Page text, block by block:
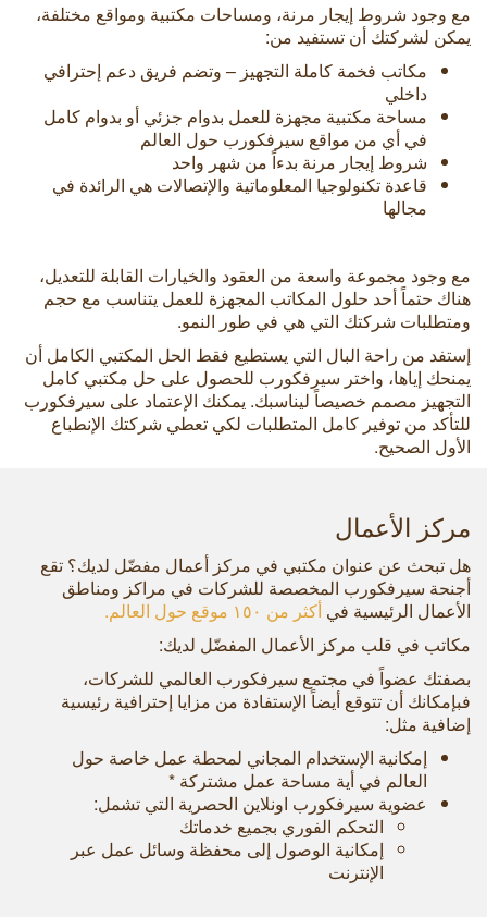
مع وجود شروط إيجار مرنة، ومساحات مكتبية ومواقع مختلفة،
يمكن لشركتك أن تستفيد من:
مكاتب فخمة كاملة التجهيز – وتضم فريق دعم إحترافي
داخلي
مساحة مكتبية مجهزة للعمل بدوام جزئي أو بدوام كامل
في أي من مواقع سيرفكورب حول العالم
شروط إيجار مرنة بدءاً من شهر واحد
قاعدة تكنولوجيا المعلوماتية والإتصالات هي الرائدة في
مجالها
مع وجود مجموعة واسعة من العقود والخيارات القابلة للتعديل،
هناك حتماً أحد حلول المكاتب المجهزة للعمل يتناسب مع حجم
ومتطلبات شركتك التي هي في طور النمو.
إستفد من راحة البال التي يستطيع فقط الحل المكتبي الكامل أن
يمنحك إياها، واختر سيرفكورب للحصول على حل مكتبي كامل
التجهيز مصمم خصيصاً ليناسبك. يمكنك الإعتماد على سيرفكورب
للتأكد من توفير كامل المتطلبات لكي تعطي شركتك الإنطباع
الأول الصحيح.
مركز الأعمال
هل تبحث عن عنوان مكتبي في مركز أعمال مفضّل لديك؟ تقع
أجنحة سيرفكورب المخصصة للشركات في مراكز ومناطق
الأعمال الرئيسية في أكثر من ١٥٠ موقع حول العالم.
مكاتب في قلب مركز الأعمال المفضّل لديك:
بصفتك عضواً في مجتمع سيرفكورب العالمي للشركات،
فبإمكانك أن تتوقع أيضاً الإستفادة من مزايا إحترافية رئيسية
إضافية مثل:
إمكانية الإستخدام المجاني لمحطة عمل خاصة حول
العالم في أية مساحة عمل مشتركة *
عضوية سيرفكورب اونلاين الحصرية التي تشمل:
التحكم الفوري بجميع خدماتك
إمكانية الوصول إلى محفظة وسائل عمل عبر
الإنترنت